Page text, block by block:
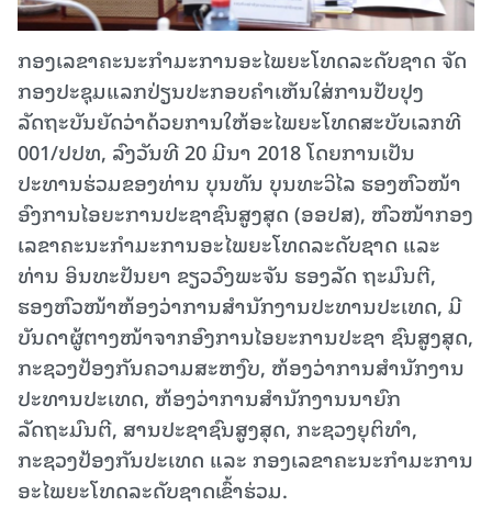
ກອງເລຂາຄະນະກຳມະການອະໄພຍະໂທດລະດັບຊາດ ຈັດ
ກອງປະຊຸມແລກປ່ຽນປະກອບຄໍາເຫັນໃສ່ການປັບປຸງ
ລັດຖະບັນຍັດວ່າດ້ວຍການໃຫ້ອະໄພຍະໂທດສະບັບເລກທີ
001/ປປທ, ລົງວັນທີ 20 ມີນາ 2018 ໂດຍການເປັນ
ປະທານຮ່ວມຂອງທ່ານ ບຸນທັນ ບຸນທະວິໄລ ຮອງຫົວໜ້າ
ອົງການໄອຍະການປະຊາຊົນສູງສຸດ (ອອປສ), ຫົວໜ້າກອງ
ເລຂາຄະນະກຳມະການອະໄພຍະໂທດລະດັບຊາດ ແລະ
ທ່ານ ອິນທະປັນຍາ ຂຽວວົງພະຈັນ ຮອງລັດ ຖະມົນຕີ,
ຮອງຫົວໜ້າຫ້ອງວ່າການສໍານັກງານປະທານປະເທດ, ມີ
ບັນດາຜູ້ຕາງໜ້າຈາກອົງການໄອຍະການປະຊາ ຊົນສູງສຸດ,
ກະຊວງປ້ອງກັນຄວາມສະຫງົບ, ຫ້ອງວ່າການສຳນັກງານ
ປະທານປະເທດ, ຫ້ອງວ່າການສຳນັກງານນາຍົກ
ລັດຖະມົນຕີ, ສານປະຊາຊົນສູງສຸດ, ກະຊວງຍຸຕິທຳ,
ກະຊວງປ້ອງກັນປະເທດ ແລະ ກອງເລຂາຄະນະກໍາມະການ
ອະໄພຍະໂທດລະດັບຊາດເຂົ້າຮ່ວມ.